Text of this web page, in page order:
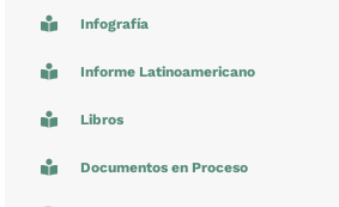
Infografía
Informe Latinoamericano
Libros
Documentos en Proceso